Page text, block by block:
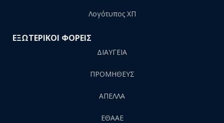
Λογότυπος ΧΠ
ΕΞΩΤΕΡΙΚΟΙ ΦΟΡΕΙΣ
ΔΙΑΥΓΕΙΑ
ΠΡΟΜΗΘΕΥΣ
AΠΕΛΛΑ
ΕΘΑΑΕ